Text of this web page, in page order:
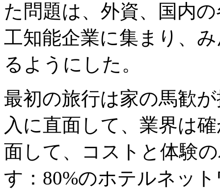
た問題は、外資、国内
工知能企業に集まり、
るようにした。
最初の旅行は家の馬歓
入に直面して、業界は
面して、コストと体験
す：80%のホテルネッ